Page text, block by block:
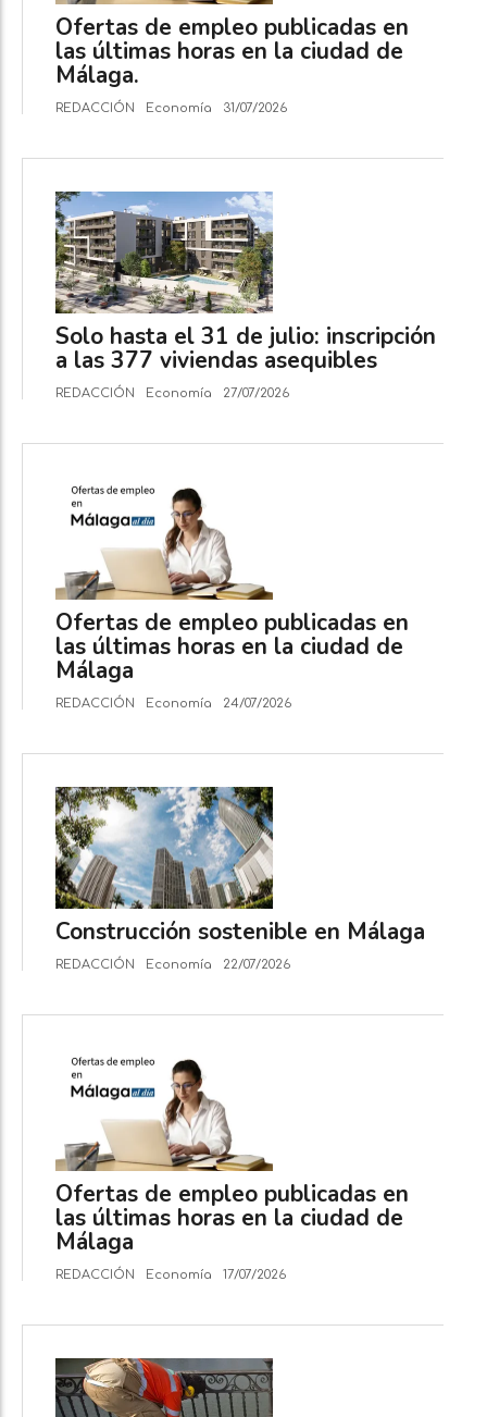
Ofertas de empleo publicadas en
las últimas horas en la ciudad de
Málaga.
REDACCIÓN Economía 31/07/2026
Solo hasta el 31 de julio: inscripción
a las 377 viviendas asequibles
REDACCIÓN Economía 27/07/2026
Ofertas de empleo publicadas en
las últimas horas en la ciudad de
Málaga
REDACCIÓN Economía 24/07/2026
Construcción sostenible en Málaga
REDACCIÓN Economía 22/07/2026
Ofertas de empleo publicadas en
las últimas horas en la ciudad de
Málaga
REDACCIÓN Economía 17/07/2026